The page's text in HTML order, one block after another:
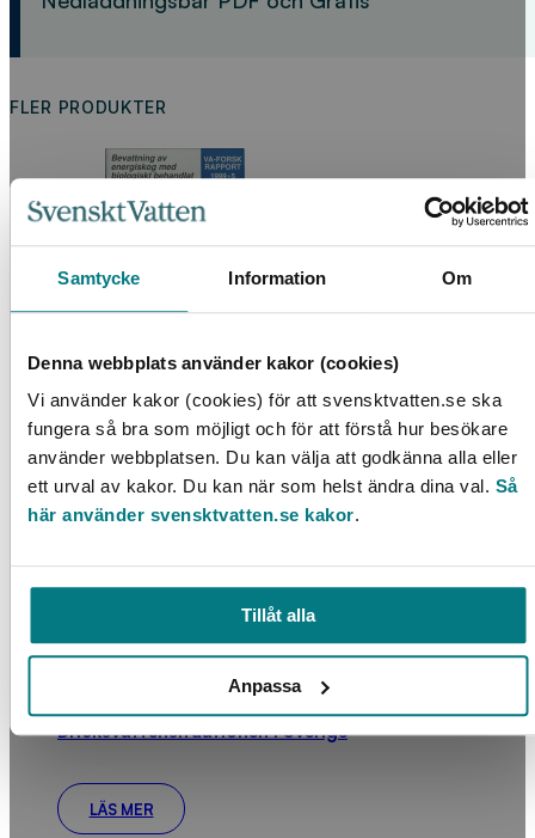
Samtycke Information Om
Denna webbplats använder kakor (cookies)
Vi använder kakor (cookies) för att svensktvatten.se ska
fungera så bra som möjligt och för att förstå hur besökare
använder webbplatsen. Du kan välja att godkänna alla eller
ett urval av kakor. Du kan när som helst ändra dina val. Så
här använder svensktvatten.se kakor.
Tillåt alla
Anpassa
FLER PRODUKTER
behandlat avloppsvatten
LÄS MER
Dricksvattensituationen i Sverige
LÄS MER